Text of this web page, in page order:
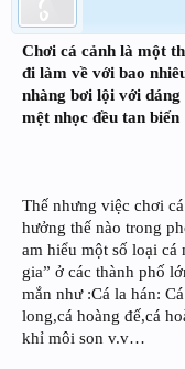
Chơi cá cảnh là một
đi làm về với bao
nhàng bơi lội với
mệt nhọc đều tan biến
Thế nhưng việc chơi
hưởng thế nào trong
am hiểu một số loại cá
gia” ở các thành phố
mắn như :Cá la hán:
long,cá hoàng đế,cá
khỉ môi son v.v…